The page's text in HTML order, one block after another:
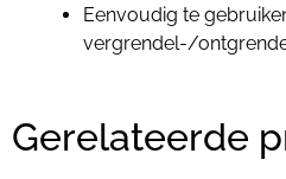
Eenvoudig te
vergrendel-/
Gerelateerde